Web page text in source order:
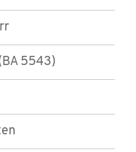
5543)